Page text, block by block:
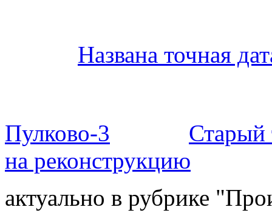
Названа точная
Пулково-3
Старый
на реконструкцию
актуально в рубрике